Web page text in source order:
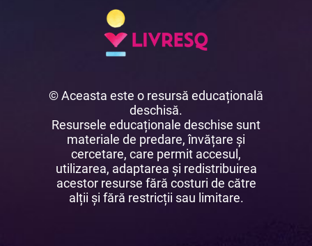
© Aceasta este o resursă educațională
deschisă.
Resursele educaționale deschise sunt
materiale de predare, învățare și
cercetare, care permit accesul,
utilizarea, adaptarea și redistribuirea
acestor resurse fără costuri de către
alții și fără restricții sau limitare.